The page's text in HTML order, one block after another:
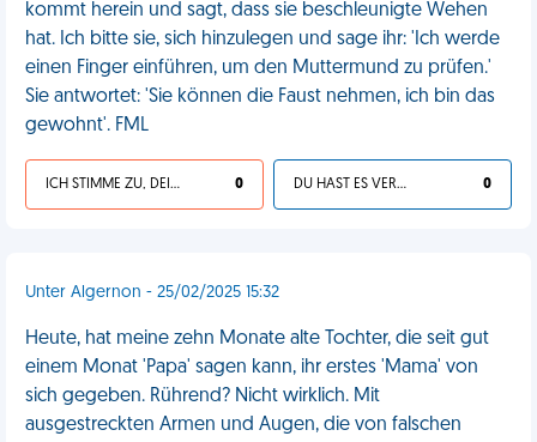
kommt herein und sagt, dass sie beschleunigte Wehen
hat. Ich bitte sie, sich hinzulegen und sage ihr: 'Ich werde
einen Finger einführen, um den Muttermund zu prüfen.'
Sie antwortet: 'Sie können die Faust nehmen, ich bin das
gewohnt'. FML
ICH STIMME ZU, DEIN LEBEN IST SCHEISSE 0 DU HAST ES VERDIENT 0
Unter Algernon - 25/02/2025 15:32
Heute, hat meine zehn Monate alte Tochter, die seit gut
einem Monat 'Papa' sagen kann, ihr erstes 'Mama' von
sich gegeben. Rührend? Nicht wirklich. Mit
ausgestreckten Armen und Augen, die von falschen